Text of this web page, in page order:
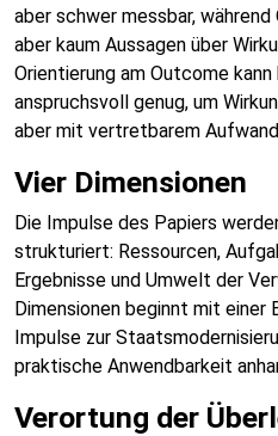
aber schwer messbar,
aber kaum Aussagen über
Orientierung am Outcome
anspruchsvoll genug, um
aber mit vertretbarem
Vier Dimensionen
Die Impulse des Papiers
strukturiert: Ressourcen,
Ergebnisse und Umwelt der
Dimensionen beginnt mit einer
Impulse zur
praktische Anwendbarkeit
Verortung der